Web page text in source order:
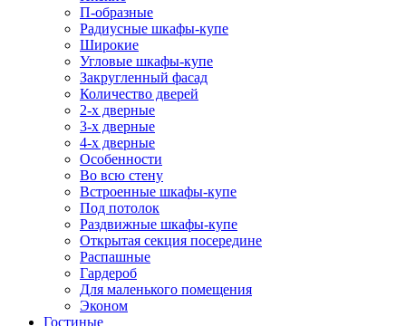
П-образные
Радиусные шкафы-купе
Широкие
Угловые шкафы-купе
Закругленный фасад
Количество дверей
2-х дверные
3-х дверные
4-х дверные
Особенности
Во всю стену
Встроенные шкафы-купе
Под потолок
Раздвижные шкафы-купе
Открытая секция посередине
Распашные
Гардероб
Для маленького помещения
Эконом
Гостиные